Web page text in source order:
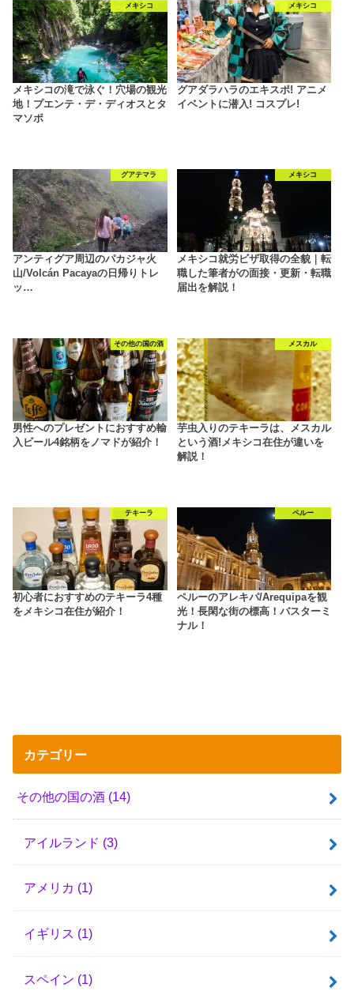
メキシコ
メキシコの滝で泳ぐ！穴場の観光
地！プエンテ・デ・ディオスとタ
マソポ
メキシコ
グアダラハラのエキスポ! アニメ
イベントに潜入! コスプレ!
グアテマラ
アンティグア周辺のパカジャ火
山/Volcán Pacayaの日帰りトレ
ッ…
メキシコ
メキシコ就労ビザ取得の全貌｜転
職した筆者がの面接・更新・転職
届出を解説！
その他の国の酒
男性へのプレゼントにおすすめ輸
入ビール4銘柄をノマドが紹介！
メスカル
芋虫入りのテキーラは、メスカル
という酒!メキシコ在住が違いを
解説！
テキーラ
初心者におすすめのテキーラ4種
をメキシコ在住が紹介！
ペルー
ペルーのアレキパ/Arequipaを観
光！長閑な街の標高！バスターミ
ナル！
カテゴリー
その他の国の酒 (14)
アイルランド (3)
アメリカ (1)
イギリス (1)
スペイン (1)